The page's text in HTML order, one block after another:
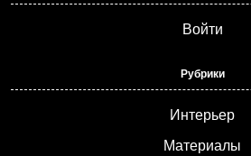
Войти
Рубрики
Интерьер
Материалы